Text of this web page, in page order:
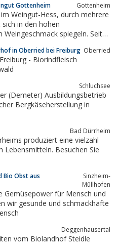
Gottenheim Gottenheim
in den hohen
in Oberried bei Freiburg Oberried
- Biorindfleisch
Schluchsee
(Demeter) Ausbildungsbetrieb
Bergkäseherstellung in
Bad Dürrheim
produziert eine vielzahl
Lebensmitteln. Besuchen Sie
Bio Obst aus
Sinzheim-
Müllhofen
Gemüsepower für Mensch und
wir gesunde und schmackhafte
Deggenhausertal
vom Biolandhof Steidle